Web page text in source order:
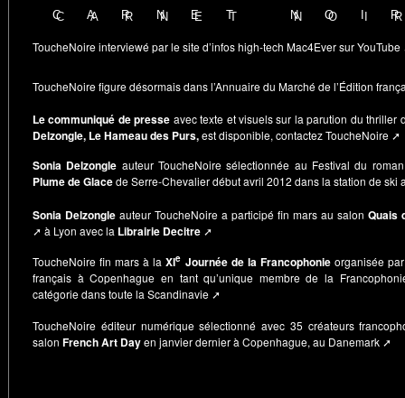
CARNET
ToucheNoire interviewé parle site d’infos high-tech Mac4Ever sur
ToucheNoire figure désormais dansl’Annuaire du Marché de l’Édition
Le communiqué de presse avec texte et visuels sur la parution du thriller
Delzongle, Le Hameau des Purs,est disponible, contactez ToucheNoire ➚
Sonia Delzongle auteur ToucheNoire sélectionnée au Festival du
Plume de Glacede Serre-Chevalier début avril 2012 dans la station de ski
Sonia Delzongle auteur ToucheNoire a participé fin mars au salon Quais
➚ à Lyon avec la Librairie Decitre ➚
ToucheNoire fin mars à laXIe Journée de la Francophonieorganisée par
français à Copenhague en tant qu’unique membre de la
catégorie dans toute la Scandinavie ➚
ToucheNoire éditeur numérique sélectionné avec 35 créateurs
salon French Art Dayen janvier dernier à Copenhague, au Danemark ➚